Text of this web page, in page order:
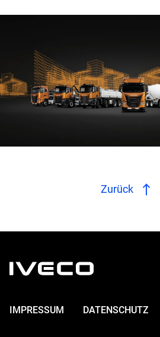
Zurück
IMPRESSUM DATENSCHUTZ